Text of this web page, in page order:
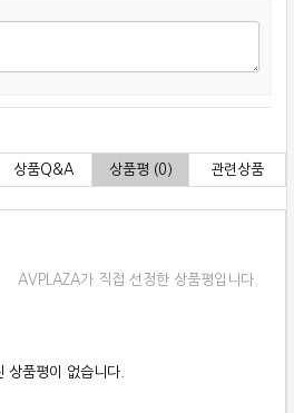
상품Q&A 상품평 (0) 관련상품
AVPLAZA가 직접 선정한 상품평입니다.
상품평이 없습니다.